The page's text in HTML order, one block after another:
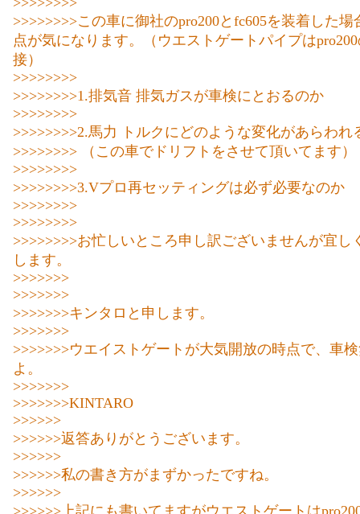
>>>>>>>>この車に御社のpro200とfc605を装着した場
点が気になります。（ウエストゲートパイプは
接）
>>>>>>>>
>>>>>>>>1.排気音 排気ガスが車検にとおるのか
>>>>>>>>
>>>>>>>>2.馬力 トルクにどのような変化があらわれ
>>>>>>>> （この車でドリフトをさせて頂いてます）
>>>>>>>>
>>>>>>>>3.Vプロ再セッティングは必ず必要なのか
>>>>>>>>
>>>>>>>>
>>>>>>>>お忙しいところ申し訳ございませんが宜し
します。
>>>>>>>
>>>>>>>
>>>>>>>キンタロと申します。
>>>>>>>
>>>>>>>ウエイストゲートが大気開放の時点で、車
よ。
>>>>>>>
>>>>>>>KINTARO
>>>>>>
>>>>>>返答ありがとうございます。
>>>>>>
>>>>>>私の書き方がまずかったですね。
>>>>>>
>>>>>>上記にも書いてますがウエストゲートは